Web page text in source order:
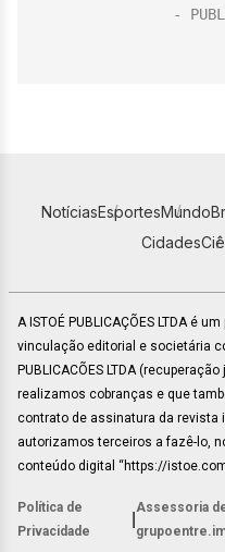
NotíciasEsportesMundo
Cidades
A ISTOÉ PUBLICAÇÕES LTDA é
vinculação editorial e societária
PUBLICACÕES LTDA
realizamos cobranças e que
contrato de assinatura da revista
autorizamos terceiros a fazê-lo,
conteúdo digital “https://
Política de
Privacidade
Assessoria